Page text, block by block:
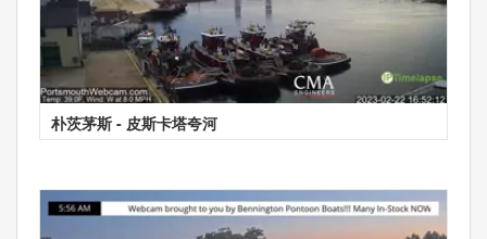
朴茨茅斯 - 皮斯卡塔夸河